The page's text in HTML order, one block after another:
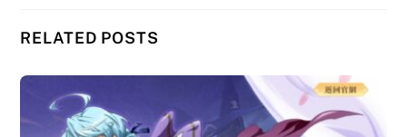
RELATED POSTS